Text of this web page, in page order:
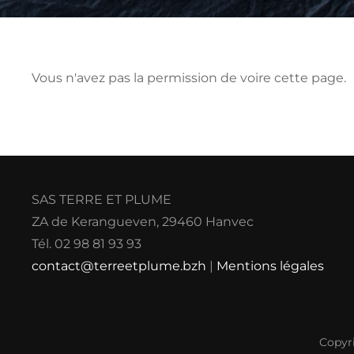
Vous n'avez pas la permission de voire cette page.
SAS TERRE ET PLUME
ZA de Kerangueven, 29460 Hanvec
Tél. 02 98 81 93 93
contact@terreetplume.bzh | Mentions légales